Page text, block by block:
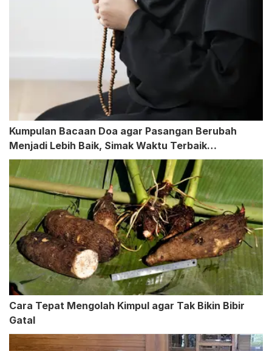
Kumpulan Bacaan Doa agar Pasangan Berubah
Menjadi Lebih Baik, Simak Waktu Terbaik
Mengamalkan
Cara Tepat Mengolah Kimpul agar Tak Bikin Bibir
Gatal